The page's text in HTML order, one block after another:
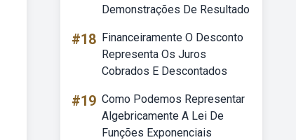
Demonstrações De Resultado
#18 Financeiramente O Desconto
Representa Os Juros
Cobrados E Descontados
#19 Como Podemos Representar
Algebricamente A Lei De
Funções Exponenciais